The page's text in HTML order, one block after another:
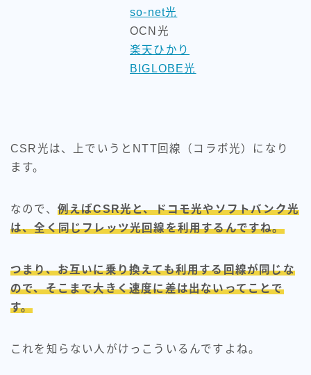
so-net光
OCN光
楽天ひかり
BIGLOBE光
CSR光は、上でいうとNTT回線（コラボ光）になり
ます。
なので、 例えばCSR光と、ドコモ光やソフトバンク光
は、全く同じフレッツ光回線を利用するんですね。
つまり、お互いに乗り換えても利用する回線が同じな
ので、そこまで大きく速度に差は出ないってことで
す。
これを知らない人がけっこういるんですよね。